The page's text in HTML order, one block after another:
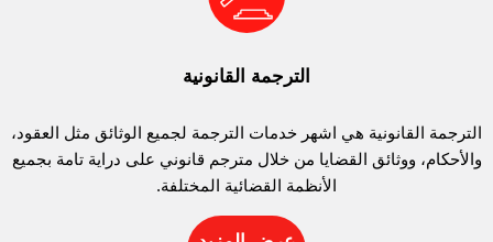
الترجمة القانونية
الترجمة القانونية هي اشهر خدمات الترجمة لجميع الوثائق مثل العقود،
والأحكام، ووثائق القضايا من خلال مترجم قانوني على دراية تامة بجميع
الأنظمة القضائية المختلفة.